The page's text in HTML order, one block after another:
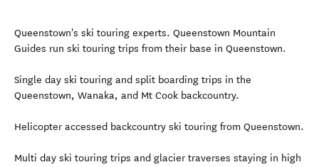
Queenstown's ski touring experts. Queenstown Mountain
Guides run ski touring trips from their base in Queenstown.
Single day ski touring and split boarding trips in the
Queenstown, Wanaka, and Mt Cook backcountry.
Helicopter accessed backcountry ski touring from Queenstown.
Multi day ski touring trips and glacier traverses staying in high